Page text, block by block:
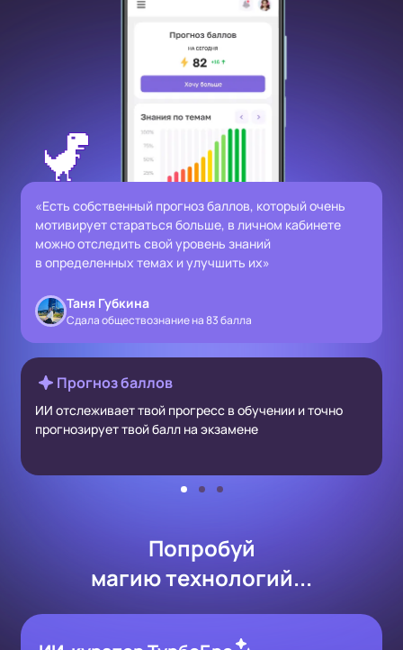
«Есть собственный прогноз баллов, который очень
мотивирует стараться больше, в личном кабинете
можно отследить свой уровень знаний
в определенных темах и улучшить их»
Таня Губкина
Сдала обществознание на 83 балла
Прогноз баллов
ИИ отслеживает твой прогресс в обучении и точно
прогнозирует твой балл на экзамене
Попробуй
магию технологий...